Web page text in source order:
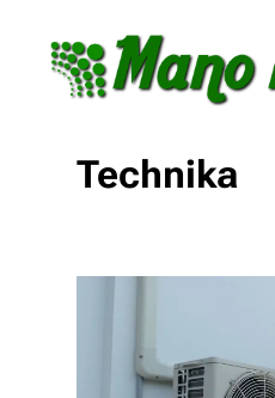
turinio
Technika